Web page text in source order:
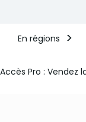
En régions
Accès Pro : Vendez